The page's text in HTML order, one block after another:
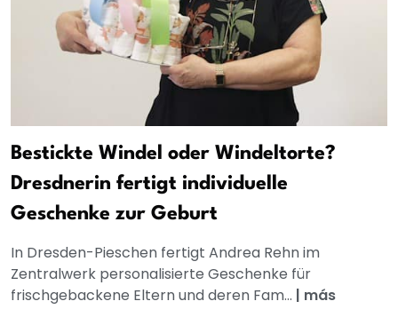
Bestickte Windel oder Windeltorte?
Dresdnerin fertigt individuelle
Geschenke zur Geburt
In Dresden-Pieschen fertigt Andrea Rehn im
Zentralwerk personalisierte Geschenke für
frischgebackene Eltern und deren Fam... | más